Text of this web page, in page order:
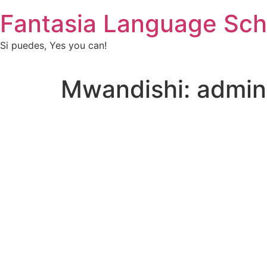
Fantasia Language
Si puedes, Yes you can!
Mwandishi: admin